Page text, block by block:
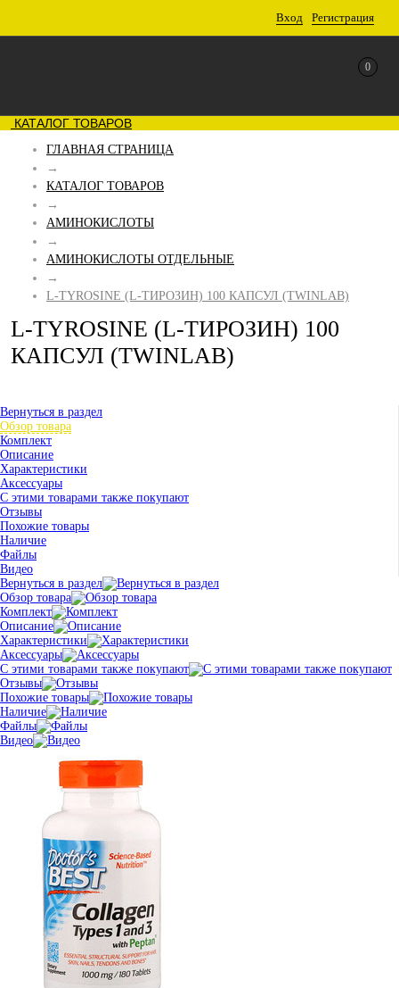
Вход Регистрация
0
КАТАЛОГ ТОВАРОВ
ГЛАВНАЯ СТРАНИЦА
→
КАТАЛОГ ТОВАРОВ
→
АМИНОКИСЛОТЫ
→
АМИНОКИСЛОТЫ ОТДЕЛЬНЫЕ
→
L-TYROSINE (L-ТИРОЗИН) 100 КАПСУЛ (TWINLAB)
L-TYROSINE (L-ТИРОЗИН) 100
КАПСУЛ (TWINLAB)
Вернуться в раздел
Обзор товара
Комплект
Описание
Характеристики
Аксессуары
С этими товарами также покупают
Отзывы
Похожие товары
Наличие
Файлы
Видео
Вернуться в раздел
Обзор товара
Комплект
Описание
Характеристики
Аксессуары
С этими товарами также покупают
Отзывы
Похожие товары
Наличие
Файлы
Видео